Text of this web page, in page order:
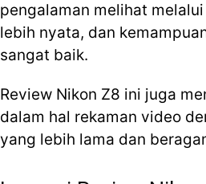
pengalaman melihat
lebih nyata, dan
sangat baik.
Review Nikon Z8 ini juga
dalam hal rekaman video
yang lebih lama dan